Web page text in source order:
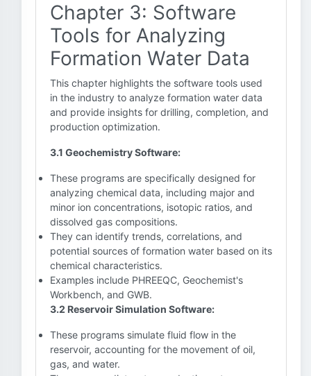
Chapter 3: Software
Tools for Analyzing
Formation Water Data
This chapter highlights the software tools used
in the industry to analyze formation water data
and provide insights for drilling, completion, and
production optimization.
3.1 Geochemistry Software:
These programs are specifically designed for
analyzing chemical data, including major and
minor ion concentrations, isotopic ratios, and
dissolved gas compositions.
They can identify trends, correlations, and
potential sources of formation water based on its
chemical characteristics.
Examples include PHREEQC, Geochemist's
Workbench, and GWB.
3.2 Reservoir Simulation Software:
These programs simulate fluid flow in the
reservoir, accounting for the movement of oil,
gas, and water.